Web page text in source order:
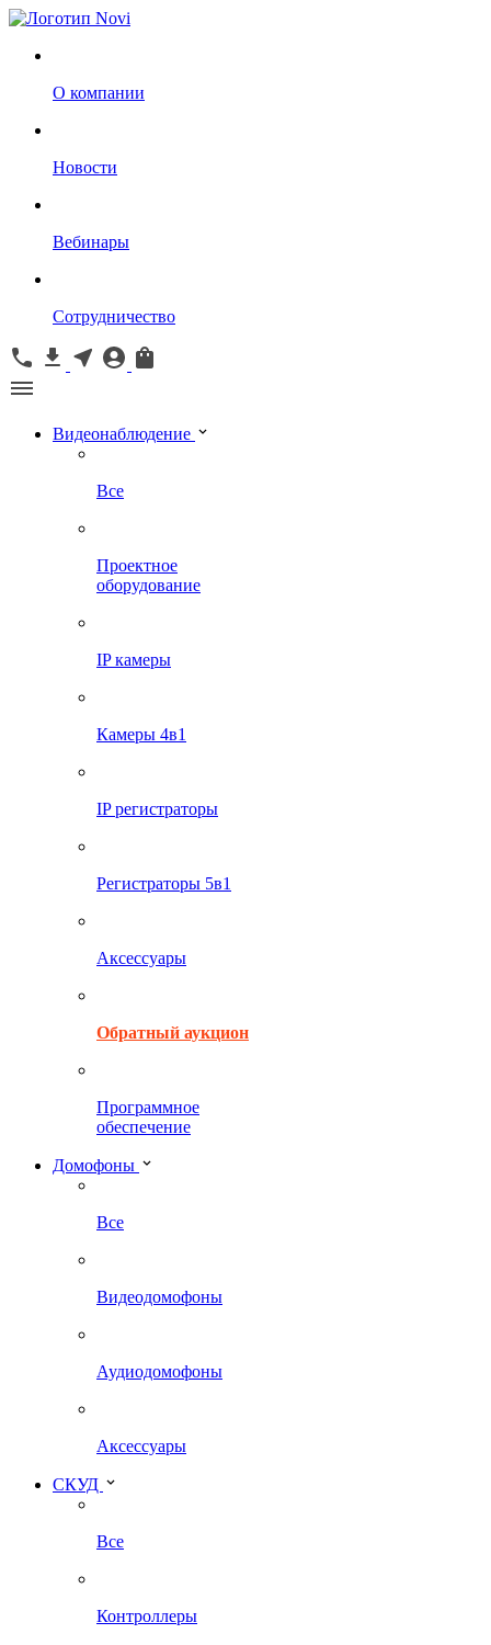
О компании
Новости
Вебинары
Сотрудничество
Видеонаблюдение
Все
Проектное
оборудование
IP камеры
Камеры 4в1
IP регистраторы
Регистраторы 5в1
Аксессуары
Обратный аукцион
Программное
обеспечение
Домофоны
Все
Видеодомофоны
Аудиодомофоны
Аксессуары
СКУД
Все
Контроллеры